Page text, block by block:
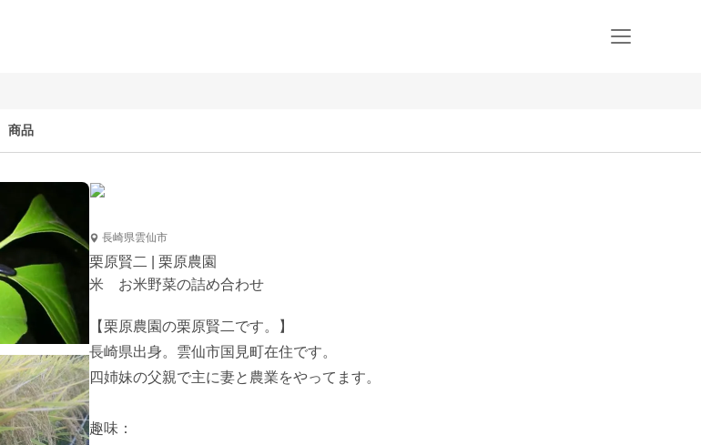
商品
長崎県雲仙市
栗原賢二 | 栗原農園
米 お米野菜の詰め合わせ
【栗原農園の栗原賢二です。】
長崎県出身。雲仙市国見町在住です。
四姉妹の父親で主に妻と農業をやってます。
趣味：